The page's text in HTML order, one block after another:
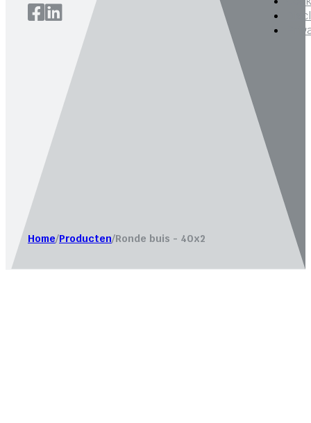
Website laten maken door Bureau Magneet – Online
Home/Producten/Ronde buis - 40x2